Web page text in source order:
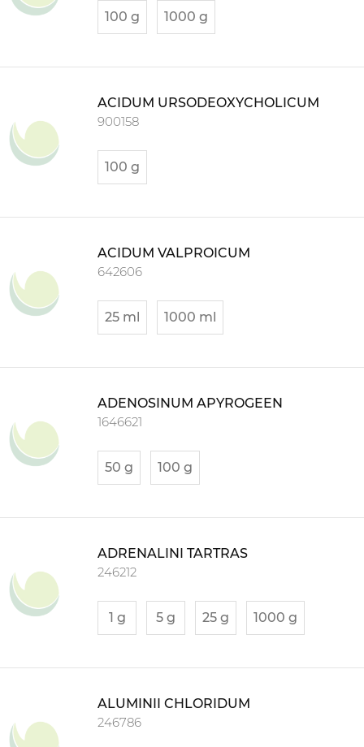
100 g 1000 g
ACIDUM URSODEOXYCHOLICUM
900158
100 g
ACIDUM VALPROICUM
642606
25 ml 1000 ml
ADENOSINUM APYROGEEN
1646621
50 g 100 g
ADRENALINI TARTRAS
246212
1 g 5 g 25 g 1000 g
ALUMINII CHLORIDUM
246786